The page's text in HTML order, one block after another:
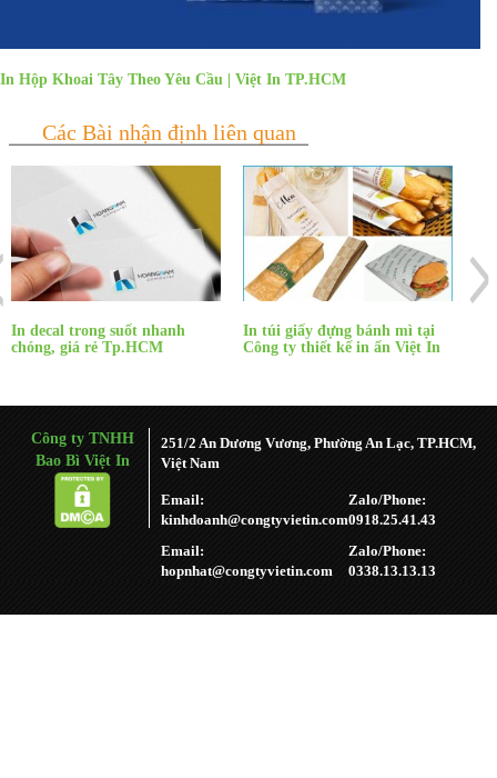
In Hộp Khoai Tây Theo Yêu Cầu | Việt In TP.HCM
In decal trong suốt nhanh
chóng, giá rẻ Tp.HCM
In túi giấy đựng bánh mì tại
Công ty thiết kế in ấn Việt In
Công ty TNHH
Bao Bì Việt In
251/2 An Dương Vương, Phường An Lạc, TP.HCM,
Việt Nam
Email:
kinhdoanh@congtyvietin.com
Email:
hopnhat@congtyvietin.com
Zalo/Phone:
0918.25.41.43
Zalo/Phone:
0338.13.13.13